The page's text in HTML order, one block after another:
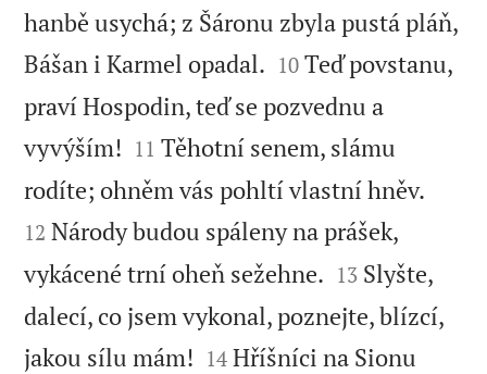
hanbě usychá; z Šáronu zbyla pustá pláň,
Bášan i Karmel opadal. 

10 Teď povstanu,
praví Hospodin, teď se pozvednu a
vyvýším! 

11 Těhotní senem, slámu
rodíte; ohněm vás pohltí vlastní hněv.
12 Národy budou spáleny na prášek,
vykácené trní oheň sežehne. 

13 Slyšte,
dalecí, co jsem vykonal, poznejte, blízcí,
jakou sílu mám! 

14 Hříšníci na Sionu